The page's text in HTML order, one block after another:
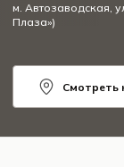
м. Автозаводская,
Плаза»)
Смотреть